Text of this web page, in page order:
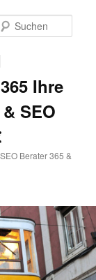
Ihre
SEO
Berater 365 &